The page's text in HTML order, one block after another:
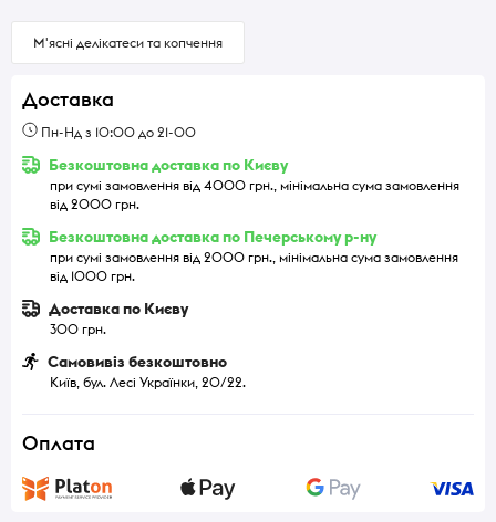
М'ясні делікатеси та копчення
Доставка
Пн-Нд з 10:00 до 21-00
Безкоштовна доставка по Києву
при сумі замовлення від 4000 грн., мінімальна сума замовлення
від 2000 грн.
Безкоштовна доставка по Печерському р-ну
при сумі замовлення від 2000 грн., мінімальна сума замовлення
від 1000 грн.
Доставка по Києву
300 грн.
Самовивіз безкоштовно
Київ, бул. Лесі Українки, 20/22.
Оплата